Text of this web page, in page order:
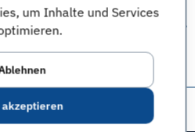
um Inhalte und Services
akzeptieren